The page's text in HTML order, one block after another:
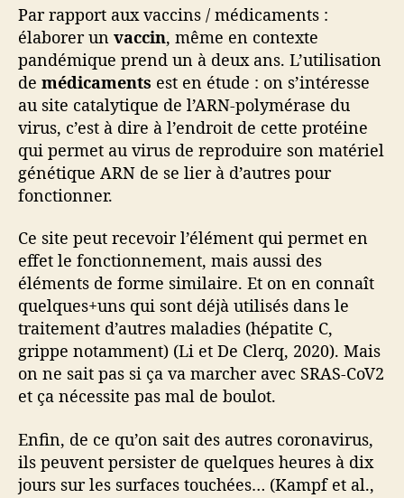
Par rapport aux vaccins / médicaments :
élaborer un vaccin, même en contexte
pandémique prend un à deux ans. L’utilisation
de médicaments est en étude : on s’intéresse
au site catalytique de l’ARN-polymérase du
virus, c’est à dire à l’endroit de cette protéine
qui permet au virus de reproduire son matériel
génétique ARN de se lier à d’autres pour
fonctionner.
Ce site peut recevoir l’élément qui permet en
effet le fonctionnement, mais aussi des
éléments de forme similaire. Et on en connaît
quelques+uns qui sont déjà utilisés dans le
traitement d’autres maladies (hépatite C,
grippe notamment) (Li et De Clerq, 2020). Mais
on ne sait pas si ça va marcher avec SRAS-CoV2
et ça nécessite pas mal de boulot.
Enfin, de ce qu’on sait des autres coronavirus,
ils peuvent persister de quelques heures à dix
jours sur les surfaces touchées… (Kampf et al.,